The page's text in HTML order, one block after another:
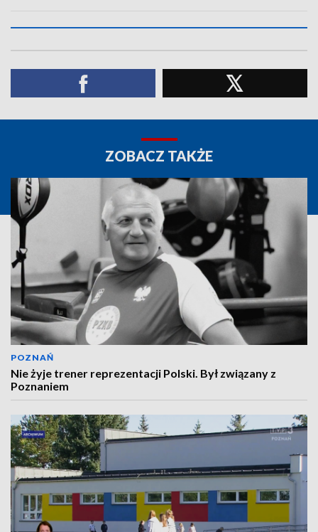
ZOBACZ TAKŻE
POZNAŃ
Nie żyje trener reprezentacji Polski. Był związany z
Poznaniem